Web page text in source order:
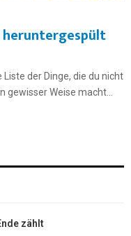
heruntergespült
Liste der Dinge, die du nicht
Weise macht...
zählt